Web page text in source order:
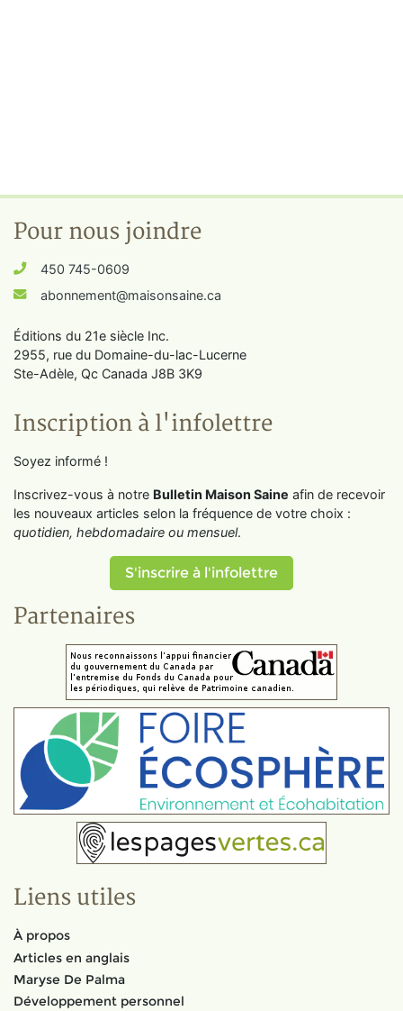
Pour nous joindre
450 745-0609
abonnement@maisonsaine.ca
Éditions du 21e siècle Inc.
2955, rue du Domaine-du-lac-Lucerne
Ste-Adèle, Qc Canada J8B 3K9
Inscription à l'infolettre
Soyez informé !
Inscrivez-vous à notre Bulletin Maison Saine afin de recevoir
les nouveaux articles selon la fréquence de votre choix :
quotidien, hebdomadaire ou mensuel.
S'inscrire à l'infolettre
Partenaires
Liens utiles
À propos
Articles en anglais
Maryse De Palma
Développement personnel